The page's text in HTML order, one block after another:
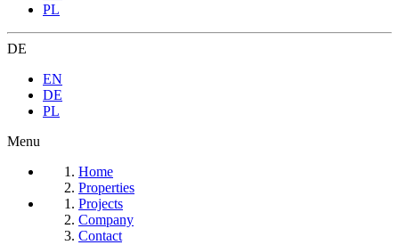
PL
DE
EN
DE
PL
Menu
Home
Properties
Projects
Company
Contact